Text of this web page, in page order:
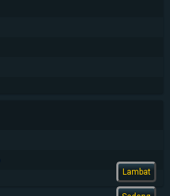
Lambat